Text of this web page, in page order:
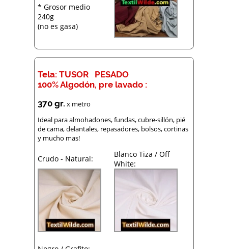
* Grosor medio
240g
(no es gasa)
Tela: TUSOR PESADO
100% Algodón, pre lavado :
370 gr. x metro
Ideal para almohadones, fundas, cubre-sillón, pié
de cama, delantales, repasadores, bolsos, cortinas
y mucho mas!
Crudo - Natural:
Blanco Tiza / Off
White: